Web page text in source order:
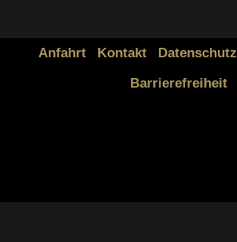
Anfahrt Kontakt Datenschutz
Barrierefreiheit